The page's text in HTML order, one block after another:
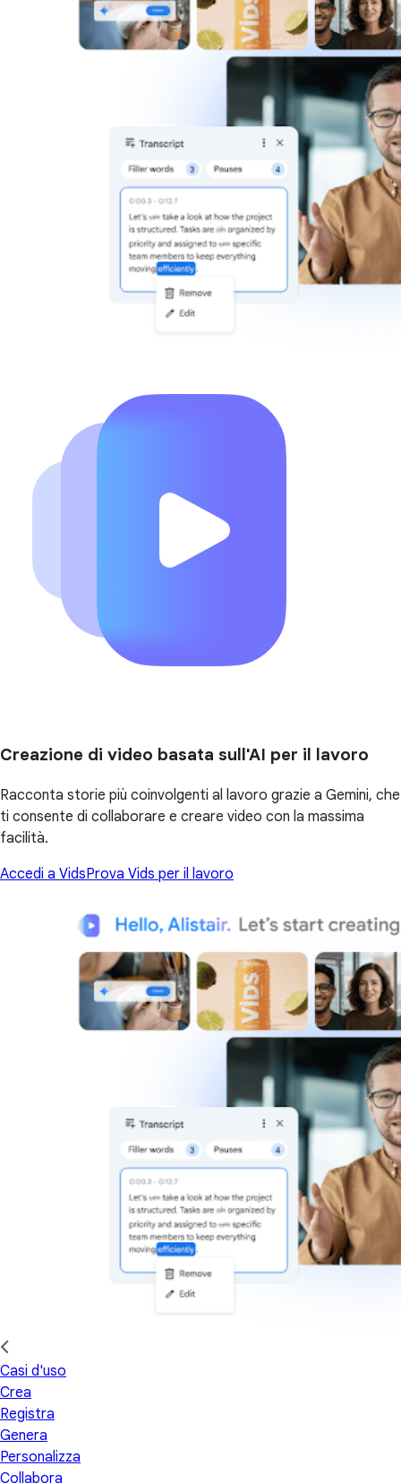
Creazione di video basata sull'AI per il lavoro
Racconta storie più coinvolgenti al lavoro grazie a Gemini, che
ti consente di collaborare e creare video con la massima
facilità.
Accedi a VidsProva Vids per il lavoro
Casi d'uso
Crea
Registra
Genera
Personalizza
Collabora